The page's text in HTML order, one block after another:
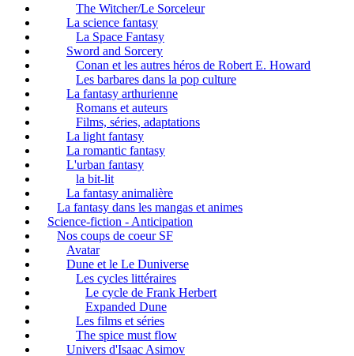
The Witcher/Le Sorceleur
La science fantasy
La Space Fantasy
Sword and Sorcery
Conan et les autres héros de Robert E. Howard
Les barbares dans la pop culture
La fantasy arthurienne
Romans et auteurs
Films, séries, adaptations
La light fantasy
La romantic fantasy
L'urban fantasy
la bit-lit
La fantasy animalière
La fantasy dans les mangas et animes
Science-fiction - Anticipation
Nos coups de coeur SF
Avatar
Dune et le Le Duniverse
Les cycles littéraires
Le cycle de Frank Herbert
Expanded Dune
Les films et séries
The spice must flow
Univers d'Isaac Asimov